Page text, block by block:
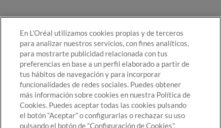
En L’Oréal utilizamos cookies propias y de terceros
para analizar nuestros servicios, con fines analíticos,
para mostrarte publicidad relacionada con tus
preferencias en base a un perfil elaborado a partir de
tus hábitos de navegación y para incorporar
funcionalidades de redes sociales. Puedes obtener
más información sobre cookies en nuestra Política de
Cookies. Puedes aceptar todas las cookies pulsando
el botón “Aceptar” o configurarlas o rechazar su uso
pulsando el botón de “Configuración de Cookies”.